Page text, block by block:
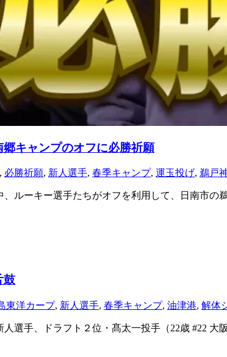
キャンプのオフに必勝祈願
, 必勝祈願, 新人選手, 春季キャンプ, 運玉投げ, 鵜戸
ルーキー選手たちがオフを利用して、日南市
鼓
東洋カープ, 新人選手, 春季キャンプ, 油津港, 解体
選手、ドラフト２位・髙太一投手（22歳 #22 大